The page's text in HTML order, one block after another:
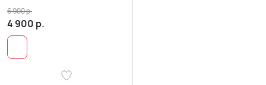
4 900 р.
6 900р.